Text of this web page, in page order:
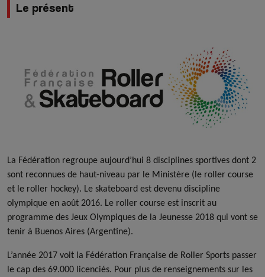
Le présent
La Fédération regroupe aujourd’hui 8 disciplines sportives dont 2
sont reconnues de haut-niveau par le Ministère (le roller course
et le roller hockey). Le skateboard est devenu discipline
olympique en août 2016. Le roller course est inscrit au
programme des Jeux Olympiques de la Jeunesse 2018 qui vont se
tenir à Buenos Aires (Argentine).
L’année 2017 voit la Fédération Française de Roller Sports passer
le cap des 69.000 licenciés. Pour plus de renseignements sur les